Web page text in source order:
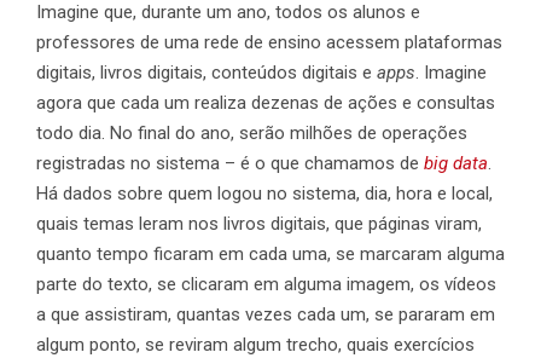
Imagine que, durante um ano, todos os alunos e
professores de uma rede de ensino acessem plataformas
digitais, livros digitais, conteúdos digitais e apps. Imagine
agora que cada um realiza dezenas de ações e consultas
todo dia. No final do ano, serão milhões de operações
registradas no sistema – é o que chamamos de big data.
Há dados sobre quem logou no sistema, dia, hora e local,
quais temas leram nos livros digitais, que páginas viram,
quanto tempo ficaram em cada uma, se marcaram alguma
parte do texto, se clicaram em alguma imagem, os vídeos
a que assistiram, quantas vezes cada um, se pararam em
algum ponto, se reviram algum trecho, quais exercícios